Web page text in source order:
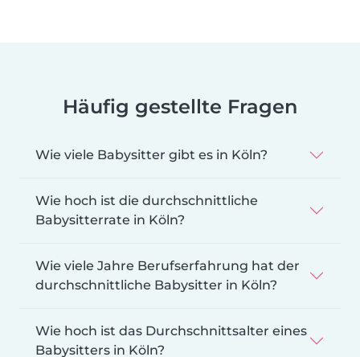
Häufig gestellte Fragen
Wie viele Babysitter gibt es in Köln?
Wie hoch ist die durchschnittliche
Babysitterrate in Köln?
Wie viele Jahre Berufserfahrung hat der
durchschnittliche Babysitter in Köln?
Wie hoch ist das Durchschnittsalter eines
Babysitters in Köln?